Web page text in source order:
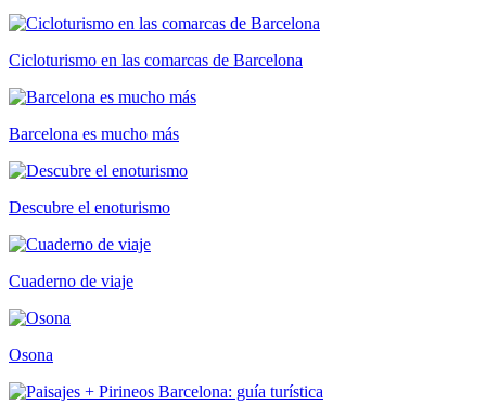
Cicloturismo en las comarcas de Barcelona
Barcelona es mucho más
Descubre el enoturismo
Cuaderno de viaje
Osona